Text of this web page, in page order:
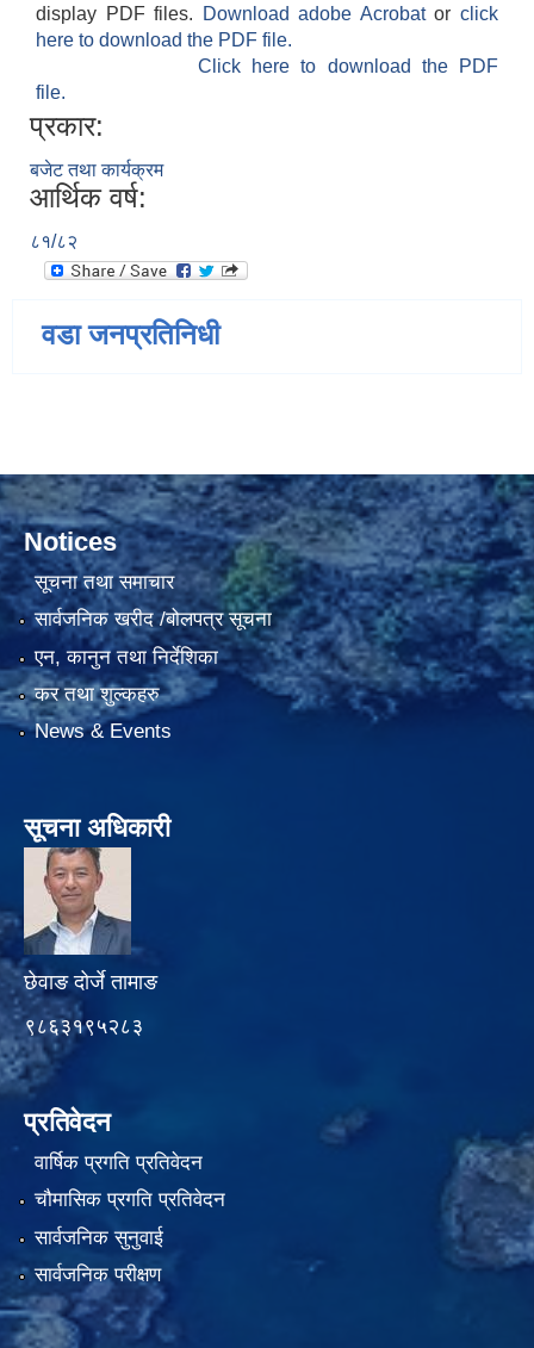
display PDF files.
Download adobe Acrobatorclick
here to download the PDF file.
Click here to download the PDF
file.
प्रकार:
बजेट तथा कार्यक्रम
आर्थिक वर्ष:
८१/८२
वडा जनप्रतिनिधी
Notices
सूचना तथा समाचार
सार्वजनिक खरीद /बोलपत्र सूचना
एन, कानुन तथा निर्देशिका
कर तथा शुल्कहरु
News & Events
सूचना अधिकारी
छेवाङ दोर्जे तामाङ
९८६३१९५२८३
प्रतिवेदन
वार्षिक प्रगति प्रतिवेदन
चौमासिक प्रगति प्रतिवेदन
सार्वजनिक सुनुवाई
सार्वजनिक परीक्षण